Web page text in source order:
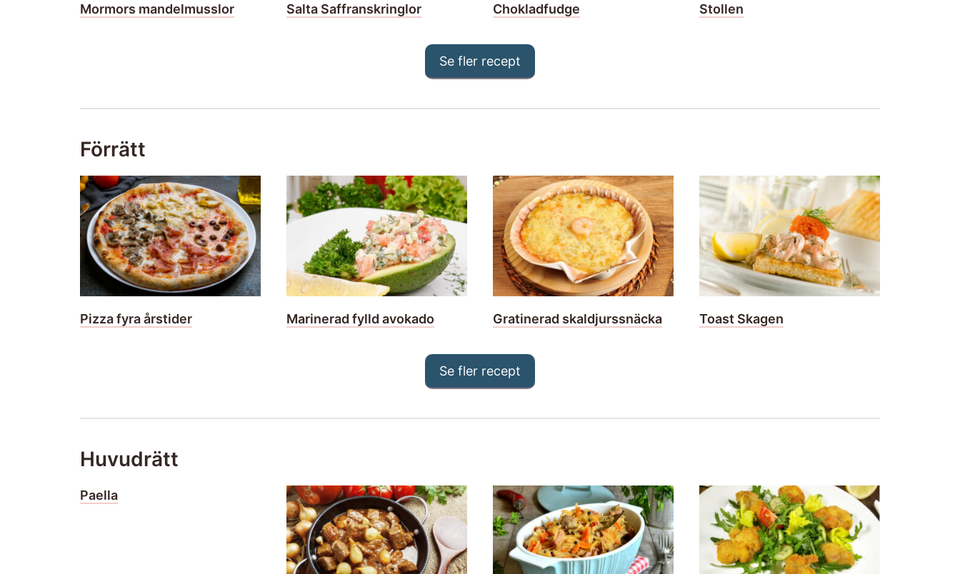
Mormors mandelmusslor Salta Saffranskringlor Chokladfudge Stollen
Se fler recept
Förrätt
Pizza fyra årstider Marinerad fylld avokado Gratinerad skaldjurssnäcka Toast Skagen
Se fler recept
Huvudrätt
Paella